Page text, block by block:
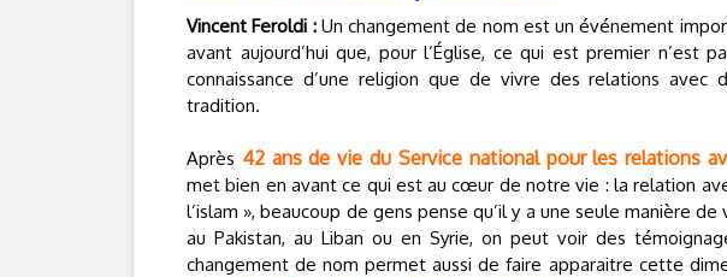
Vincent Feroldi :Un changement de nom est un événement
avant aujourd’hui que, pour l’Église, ce qui est premier n’est
connaissance d’une religion que de vivre des relations avec
tradition.
Après 42 ans de vie du Service national pour les relations
met bien en avant ce qui est au cœur de notre vie : la relation
l’islam », beaucoup de gens pense qu’il y a une seule manière
au Pakistan, au Liban ou en Syrie, on peut voir des
changement de nom permet aussi de faire apparaitre cette